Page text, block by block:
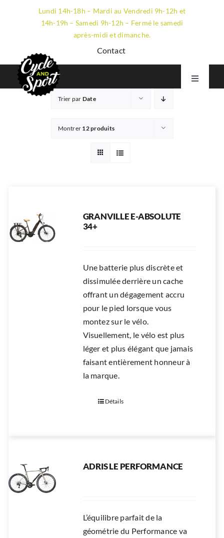
Lundi 14h-18h – Mardi au Vendredi 9h-12h et
14h-19h – Samedi 9h-12h – Fermé le samedi
après-midi et dimanche.
Contact
Toggle
RÉPARATION
Trier par Date
Montrer 12 produits
GRANVILLE E-ABSOLUTE
34+
Une batterie plus discrète et
dissimulée derrière un cache
offrant un dégagement accru
pour le pied lorsque vous
montez sur le vélo.
Visuellement, le vélo est plus
léger et plus élégant que jamais
faisant entièrement honneur à
la marque.
Détails
ADRIS LE PERFORMANCE
L’équilibre parfait de la
géométrie du Performance va